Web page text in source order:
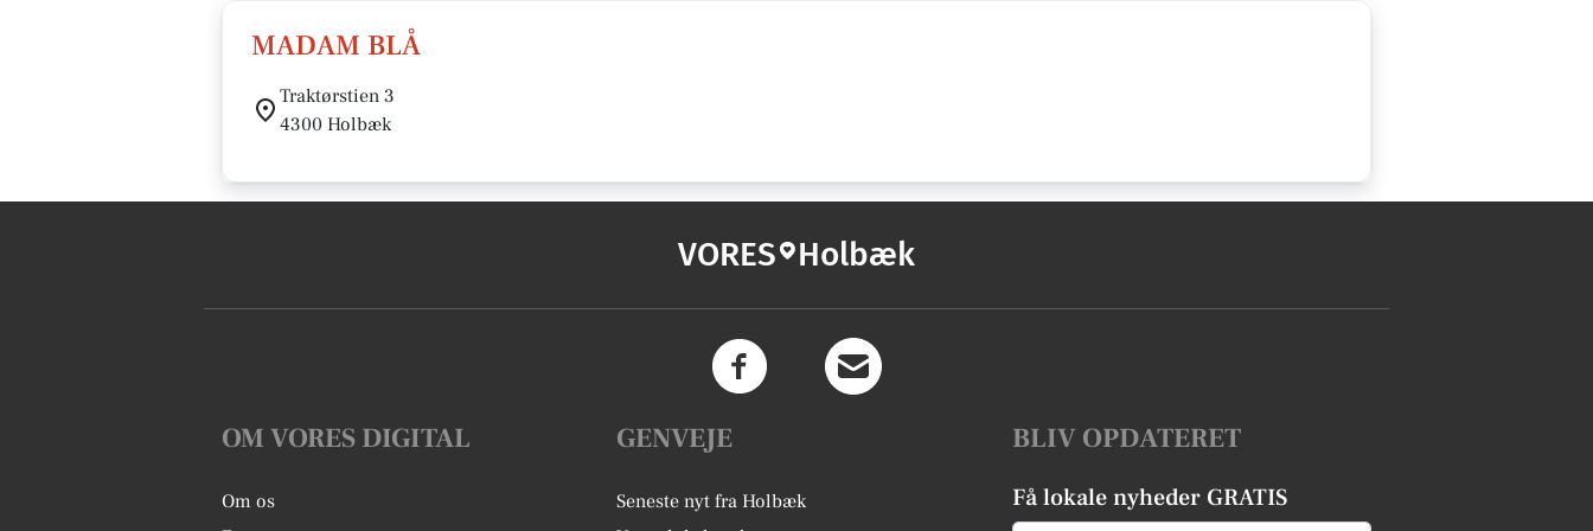
MADAM BLÅ
Traktørstien 3
4300 Holbæk
VORES Holbæk
OM VORES DIGITAL
Om os
GENVEJE
Seneste nyt fra Holbæk
BLIV OPDATERET
Få lokale nyheder GRATIS